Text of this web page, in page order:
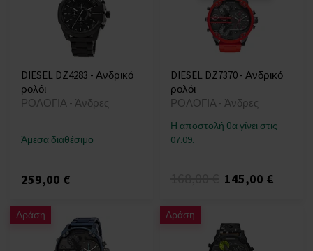
DIESEL DZ4283 - Ανδρικό
ρολόι
ΡΟΛΟΓΙΑ - Άνδρες
Άμεσα διαθέσιμο
259,00 €
DIESEL DZ7370 - Ανδρικό
ρολόι
ΡΟΛΟΓΙΑ - Άνδρες
Η αποστολή θα γίνει στις
07.09.
145,00 €
Δράση Δράση